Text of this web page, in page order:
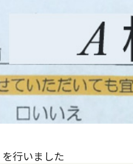
行いました